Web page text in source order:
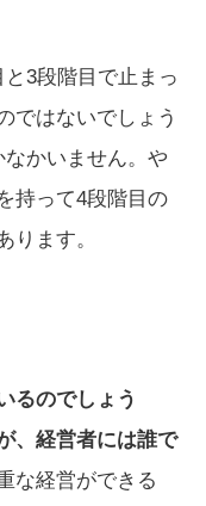
3段階目で止まっ
ではないでしょう
かいません。や
持って4段階目の
ります。
るのでしょう
、経営者には誰で
な経営ができる